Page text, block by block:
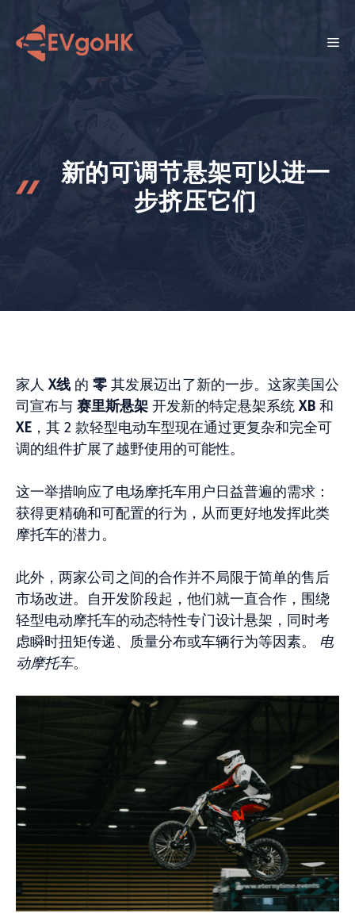
菜
新的可调节悬架可以进一
步挤压它们
家人 X线 的 零 其发展迈出了新的一步。这家美国公
司宣布与 赛里斯悬架 开发新的特定悬架系统 XB 和
XE ，其 2 款轻型电动车型现在通过更复杂和完全可
调的组件扩展了越野使用的可能性。
这一举措响应了电场摩托车用户日益普遍的需求：
获得更精确和可配置的行为，从而更好地发挥此类
摩托车的潜力。
此外，两家公司之间的合作并不局限于简单的售后
市场改进。自开发阶段起，他们就一直合作，围绕
轻型电动摩托车的动态特性专门设计悬架，同时考
虑瞬时扭矩传递、质量分布或车辆行为等因素。 电
动摩托车。